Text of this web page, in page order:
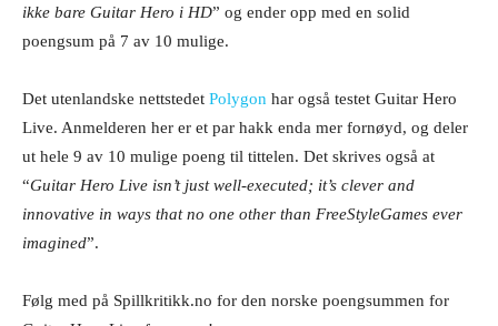
ikke bare Guitar Hero i HD” og ender opp med en solid
poengsum på 7 av 10 mulige.
Det utenlandske nettstedet Polygon har også testet Guitar Hero
Live. Anmelderen her er et par hakk enda mer fornøyd, og deler
ut hele 9 av 10 mulige poeng til tittelen. Det skrives også at
“Guitar Hero Live isn’t just well-executed; it’s clever and
innovative in ways that no one other than FreeStyleGames ever
imagined”.
Følg med på Spillkritikk.no for den norske poengsummen for